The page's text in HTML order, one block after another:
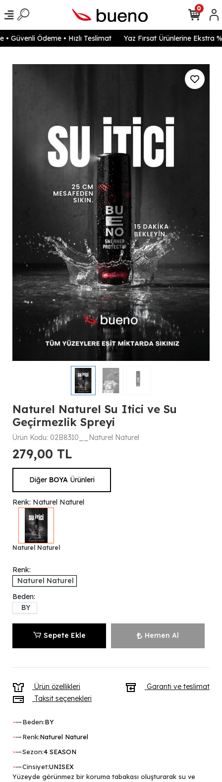
Güvenli Ödeme • Hızlı Teslimat Yaz Fırsat Ürünlerine Ekstra
0
Naturel Naturel Su Itici ve Su
Geçirmezlik Spreyi
Ürün Kodu: 02B8310__Naturel Naturel
279,00 TL
Diğer BOYA Ürünleri
Renk: Naturel Naturel
Naturel Naturel
Renk:
Naturel Naturel
Beden:
BY
Sepete Ekle Hemen Al
Ürün özellikleri
Garanti ve teslimat
Taksit seçenekleri
Beden:BY
Renk:Naturel Naturel
Sezon:4 SEASON
Cinsiyet:UNISEX
Yüzeyde görünmez bir koruma tabakası oluşturarak su ve